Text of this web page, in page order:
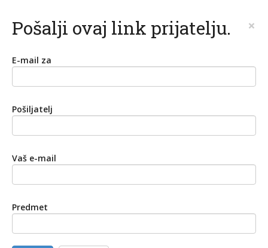
Pošalji ovaj link prijatelju. ×
E-mail za
Pošiljatelj
Vaš e-mail
Predmet